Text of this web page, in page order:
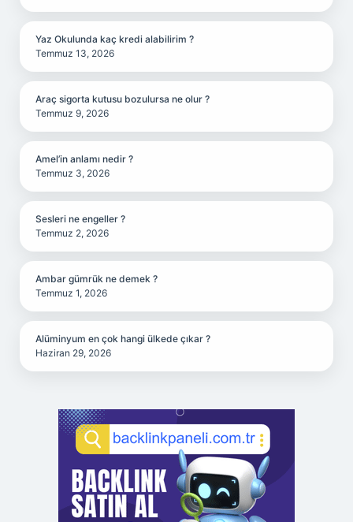
Yaz Okulunda kaç kredi alabilirim ?
Temmuz 13, 2026
Araç sigorta kutusu bozulursa ne olur ?
Temmuz 9, 2026
Amel’in anlamı nedir ?
Temmuz 3, 2026
Sesleri ne engeller ?
Temmuz 2, 2026
Ambar gümrük ne demek ?
Temmuz 1, 2026
Alüminyum en çok hangi ülkede çıkar ?
Haziran 29, 2026